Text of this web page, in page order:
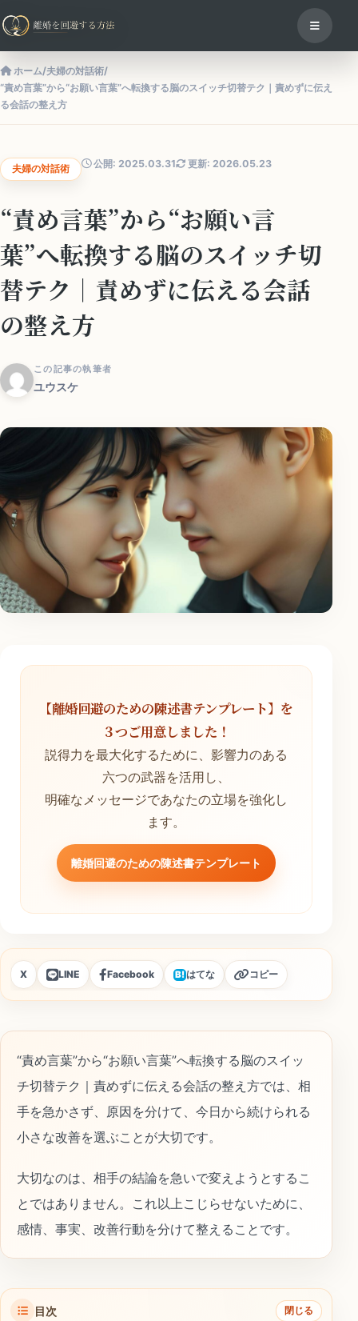
ホーム/夫婦の対話術/
“責め言葉”から“お願い言葉”へ転換する脳のスイッチ切替テク｜責めずに伝え
る会話の整え方
夫婦の対話術 公開: 2025.03.31 更新: 2026.05.23
“責め言葉”から“お願い言
葉”へ転換する脳のスイッチ切
替テク｜責めずに伝える会話
の整え方
この記事の執筆者
ユウスケ
【離婚回避のための陳述書テンプレート】を
３つご用意しました！
説得力を最大化するために、影響力のある
六つの武器を活用し、
明確なメッセージであなたの立場を強化し
ます。
離婚回避のための陳述書テンプレート
X LINE Facebook B!はてな コピー
“責め言葉”から“お願い言葉”へ転換する脳のスイッ
チ切替テク｜責めずに伝える会話の整え方では、相
手を急かさず、原因を分けて、今日から続けられる
小さな改善を選ぶことが大切です。
大切なのは、相手の結論を急いで変えようとするこ
とではありません。これ以上こじらせないために、
感情、事実、改善行動を分けて整えることです。
目次 閉じる